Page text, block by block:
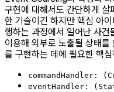
구현에 대해서도 간단하게
한 기술이긴 하지만 핵심 아
행하는 과정에서 일어난 사건
이용해 외부로 노출될 상태
를 구현하는 데에 필요한 핵
commandHandler:
eventHandler: